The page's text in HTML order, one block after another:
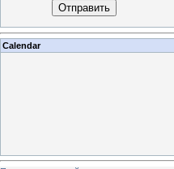
Отправить
Calendar